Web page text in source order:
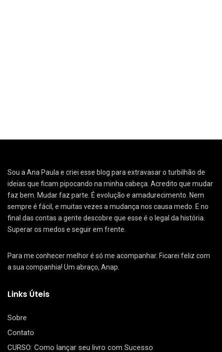
Sou a Ana Paula e criei esse blog para extravasar o turbilhão de
ideias que ficam pipocando na minha cabeça. Acredito que mudar
faz bem. Mudar faz parte. É evolução e amadurecimento. Nem
sempre é fácil, e muitas vezes a mudança nos causa medo. E no
final das contas a gente descobre que esse é o legal da história.
Superar os medos e seguir em frente.
Para me conhecer melhor é só me acompanhar. Ficarei feliz com
a sua companhia! Um abraço, Anap.
Links Úteis
Sobre
Contato
CURSO: Como lançar seu livro com Sucesso